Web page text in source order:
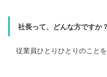
社長って、どんな方ですか？
従業員ひとりひとりのこと
社長って、どんな方
作業環境改善に尽力